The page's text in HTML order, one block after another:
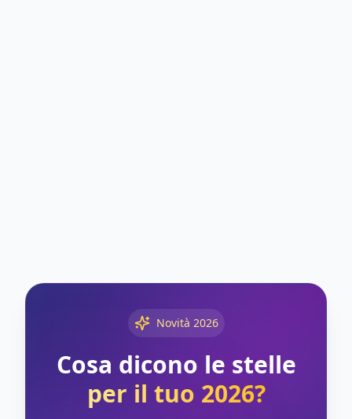
Novità 2026
Cosa dicono le stelle
per il tuo 2026?